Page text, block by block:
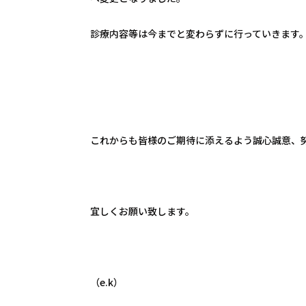
診療内容等は今までと変わらずに行っていきます。
これからも皆様のご期待に添えるよう誠心誠意、
宜しくお願い致します。
（e.k）